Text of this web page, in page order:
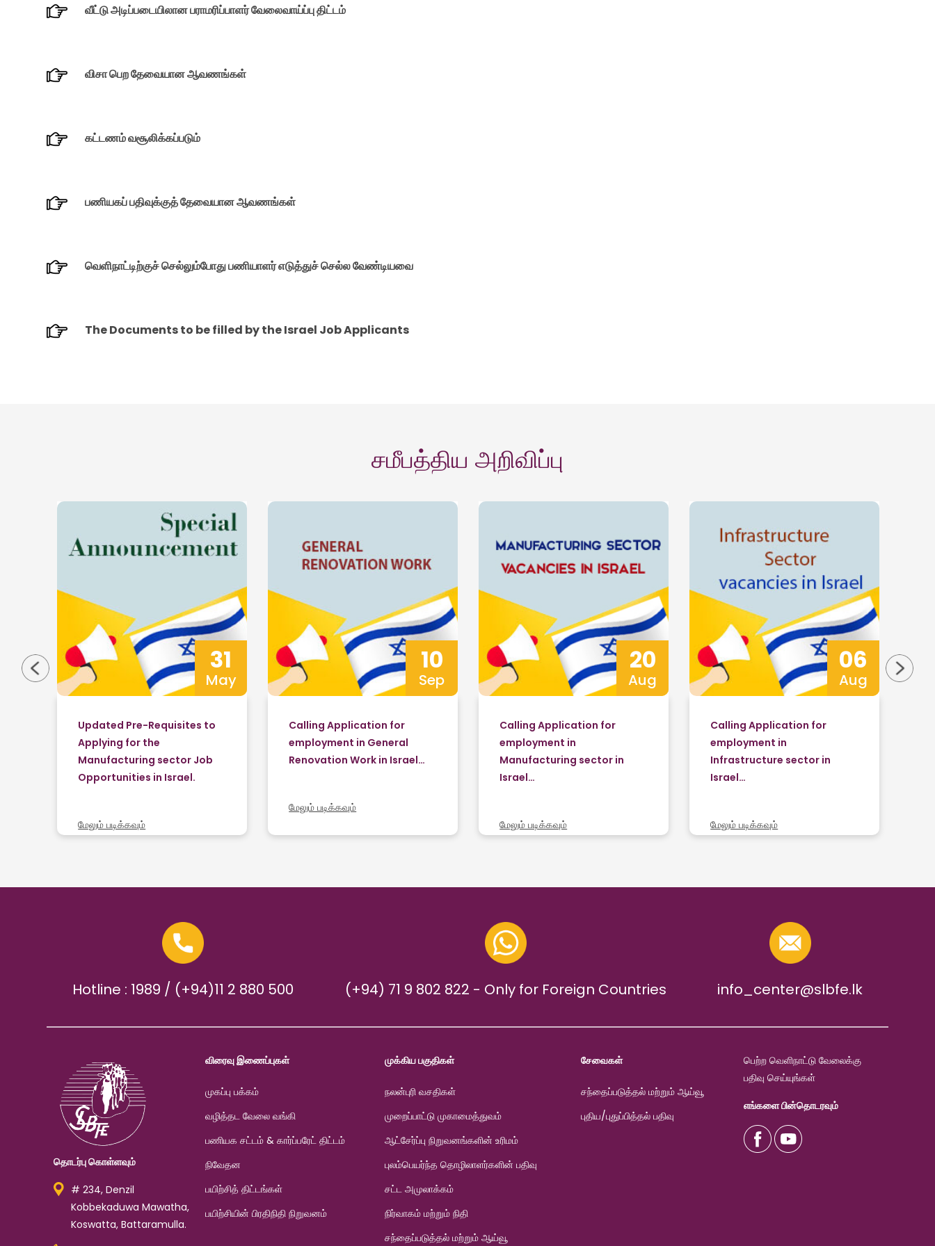
வீட்டு அடிப்படையிலான பராமரிப்பாளர் வேலைவாய்ப்பு திட்டம்
விசா பெற தேவையான ஆவணங்கள்
கட்டணம் வசூலிக்கப்படும்
பணியகப் பதிவுக்குத் தேவையான ஆவணங்கள்
வெளிநாட்டிற்குச் செல்லும்போது பணியாளர் எடுத்துச் செல்ல வேண்டியவை
The Documents to be filled by the Israel Job Applicants
சமீபத்திய அறிவிப்பு
31
May
Updated Pre-Requisites to
Applying for the
Manufacturing sector Job
Opportunities in Israel.
மேலும் படிக்கவும்
10
Sep
Calling Application for
employment in General
Renovation Work in Israel…
மேலும் படிக்கவும்
20
Aug
Calling Application for
employment in
Manufacturing sector in
Israel…
மேலும் படிக்கவும்
06
Aug
Calling Application for
employment in
Infrastructure sector in
Israel…
மேலும் படிக்கவும்
Hotline : 1989 / (+94)11 2 880 500 (+94) 71 9 802 822 - Only for Foreign Countries info_center@slbfe.lk
தொடர்பு கொள்ளவும்
# 234, Denzil
Kobbekaduwa Mawatha,
Koswatta, Battaramulla.
விரைவு இணைப்புகள்
முகப்பு பக்கம்
வழித்தட வேலை வங்கி
பணியக சட்டம் & கார்ப்பரேட் திட்டம்
நிவேதன
பயிற்சித் திட்டங்கள்
பயிற்சியின் பிரதிநிதி நிறுவனம்
முக்கிய பகுதிகள்
நலன்புரி வசதிகள்
முறைப்பாட்டு முகாமைத்துவம்
ஆட்சேர்ப்பு நிறுவனங்களின் உரிமம்
புலம்பெயர்ந்த தொழிலாளர்களின் பதிவு
சட்ட அமுலாக்கம்
நிர்வாகம் மற்றும் நிதி
சந்தைப்படுத்தல் மற்றும் ஆய்வூ
சேவைகள்
சந்தைப்படுத்தல் மற்றும் ஆய்வூ
புதிய/புதுப்பித்தல் பதிவு
பெற்ற வெளிநாட்டு வேலைக்கு
பதிவு செய்யுங்கள்
எங்களை பின்தொடரவும்